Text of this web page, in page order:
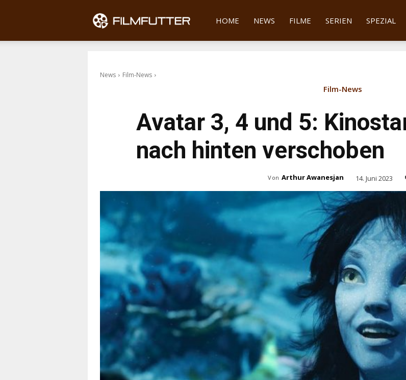
Filmfutter
HOME NEWS FILME SERIEN SPEZIAL
News Film-News
Film-News
Avatar 3, 4 und 5:
nach hinten verschoben
Von Arthur Awanesjan 14. Juni 2023